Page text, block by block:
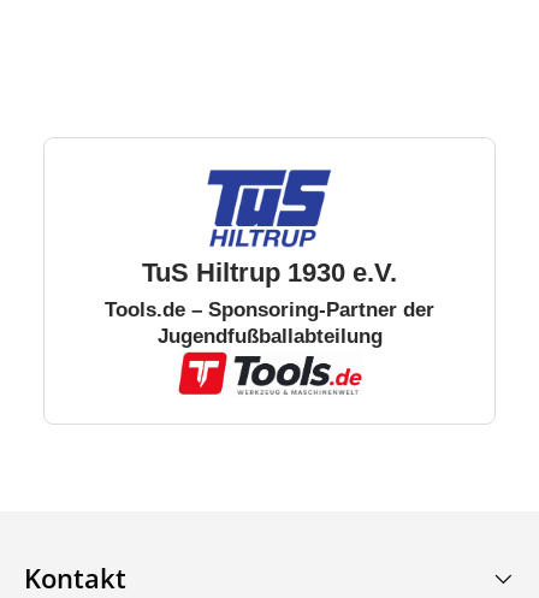
TuS Hiltrup 1930 e.V.
Tools.de – Sponsoring-Partner der
Jugendfußballabteilung
Kontakt